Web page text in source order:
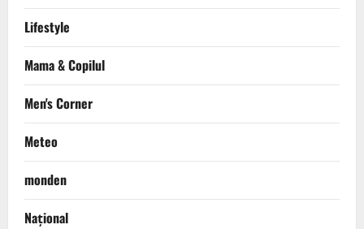
Lifestyle
Mama & Copilul
Men's Corner
Meteo
monden
Național